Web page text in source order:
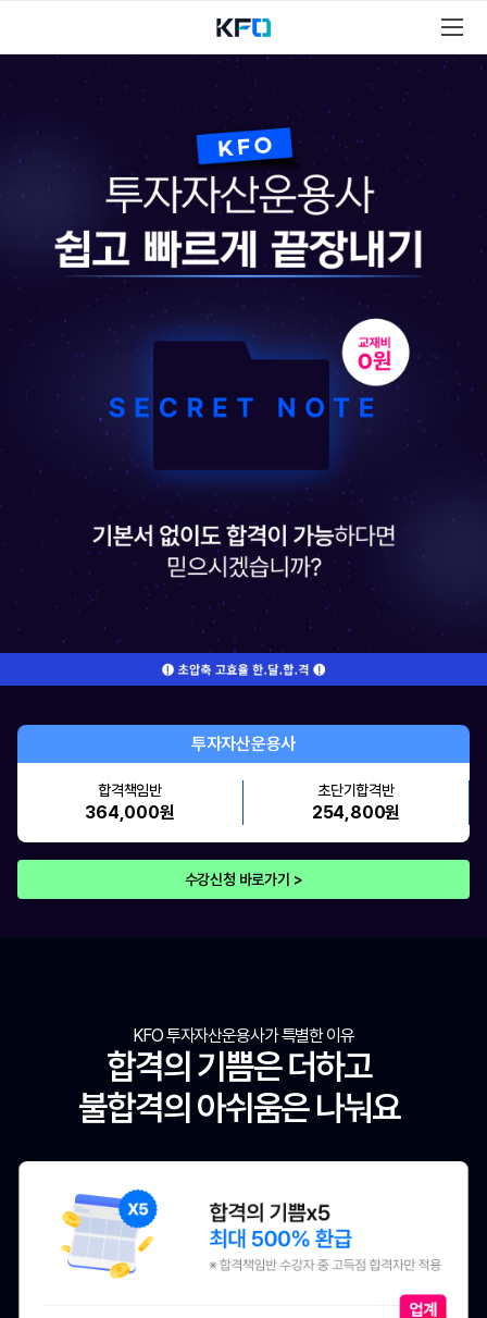
투자자산운용사
합격책임반
364,000원
초단기합격반
254,800원
수강신청 바로가기 >
KFO 투자자산운용사가 특별한 이유
합격의 기쁨은 더하고
불합격의 아쉬움은 나눠요